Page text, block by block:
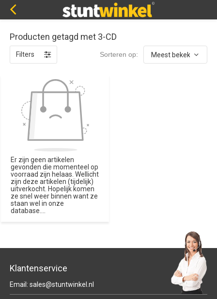
Producten getagd met 3-CD
Filters Sorteren op:
Er zijn geen artikelen
gevonden die momenteel op
voorraad zijn helaas. Wellicht
zijn deze artikelen (tijdelijk)
uitverkocht. Hopelijk komen
ze snel weer binnen want ze
staan wel in onze
database....
Klantenservice
Email: sales@stuntwinkel.nl